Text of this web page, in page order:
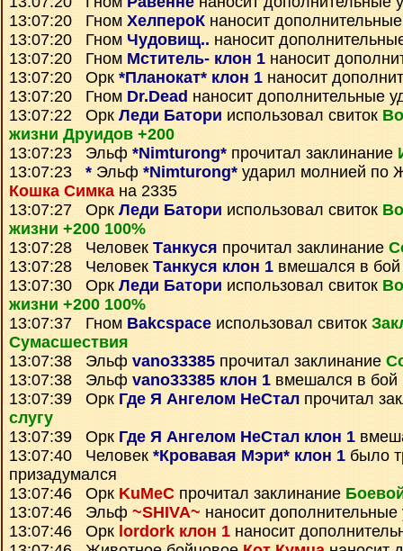
13:07:20 Гном ХелпероК наносит
13:07:20 Гном Чудовищ.. наносит
13:07:20 Гном Мститель- клон 1 наносит
13:07:20 Орк *Планокат* клон 1 наносит
13:07:20 Гном Dr.Dead наносит дополнительные
13:07:22 Орк Леди Батори использовал свиток
жизни Друидов +200
13:07:23 Эльф *Nimturong* прочитал заклинание
13:07:23 * Эльф *Nimturong* ударил молнией по
Кошка Симкана 2335
13:07:27 Орк Леди Батори использовал свиток
жизни +200 100%
13:07:28 Человек Танкуся прочитал заклинание
13:07:28 Человек Танкуся клон 1 вмешался в бой
13:07:30 Орк Леди Батори использовал свиток
жизни +200 100%
13:07:37 Гном Bakcspace использовал свиток
Сумаcшествия
13:07:38 Эльф vano33385 прочитал заклинание
13:07:38 Эльф vano33385 клон 1 вмешался в бой
13:07:39 Орк Где Я Ангелом НеСтал прочитал
слугу
13:07:39 Орк Где Я Ангелом НеСтал клон 1
13:07:40 Человек *Кровавая Мэри* клон 1 было
призадумался
13:07:46 Орк KuMeC прочитал заклинание
13:07:46 Эльф ~SHIVA~ наносит
13:07:46 Орк lordork клон 1 наносит